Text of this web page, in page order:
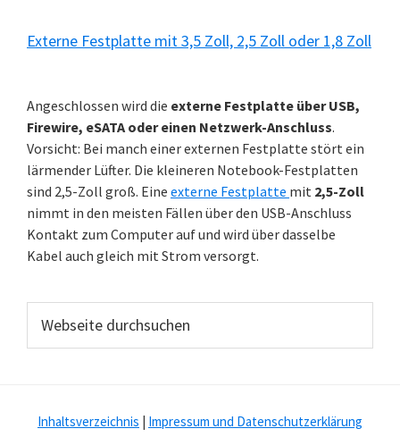
Externe Festplatte mit 3,5 Zoll, 2,5 Zoll oder 1,8 Zoll
Angeschlossen wird die externe Festplatte über USB,
Firewire, eSATA oder einen Netzwerk-Anschluss.
Vorsicht: Bei manch einer externen Festplatte stört ein
lärmender Lüfter. Die kleineren Notebook-Festplatten
sind 2,5-Zoll groß. Eine externe Festplatte mit 2,5-Zoll
nimmt in den meisten Fällen über den USB-Anschluss
Kontakt zum Computer auf und wird über dasselbe
Kabel auch gleich mit Strom versorgt.
durchsuchen
Inhaltsverzeichnis | Impressum und Datenschutzerklärung